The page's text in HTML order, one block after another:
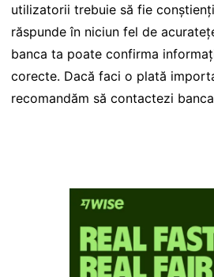
utilizatorii trebuie să fie
răspunde în niciun fel de
banca ta poate confirma
corecte. Dacă faci o plată
recomandăm să contactezi